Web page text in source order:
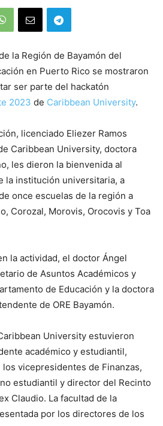
la Región de Bayamón del
en Puerto Rico se mostraron
ser parte del hackatón
2023 de Caribbean University.
licenciado Eliezer Ramos
Caribbean University, doctora
les dieron la bienvenida al
la institución universitaria, a
once escuelas de la región a
Corozal, Morovis, Orocovis y Toa
la actividad, el doctor Ángel
de Asuntos Académicos y
de Educación y la doctora
de ORE Bayamón.
University estuvieron
académico y estudiantil,
vicepresidentes de Finanzas,
estudiantil y director del Recinto
Claudio. La facultad de la
por los directores de los